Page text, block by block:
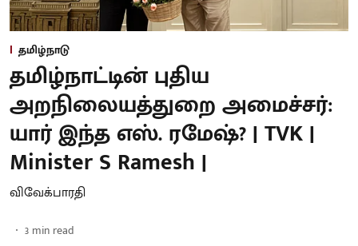
தமிழ்நாடு
தமிழ்நாட்டின் புதிய
அறநிலையத்துறை அமைச்சர்:
யார் இந்த எஸ். ரமேஷ்? | TVK |
Minister S Ramesh |
விவேக்பாரதி
3 min read